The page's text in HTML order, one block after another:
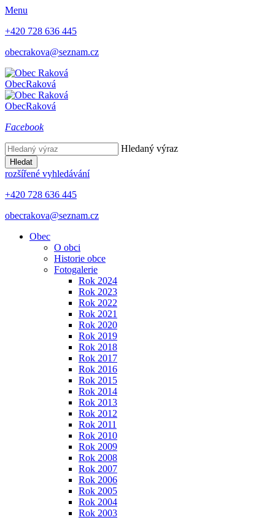
Menu
+420 728 636 445
obecrakova@seznam.cz
ObecRaková
ObecRaková
Facebook
Hledaný výraz
Hledat
rozšířené vyhledávání
+420 728 636 445
obecrakova@seznam.cz
Obec
O obci
Historie obce
Fotogalerie
Rok 2024
Rok 2023
Rok 2022
Rok 2021
Rok 2020
Rok 2019
Rok 2018
Rok 2017
Rok 2016
Rok 2015
Rok 2014
Rok 2013
Rok 2012
Rok 2011
Rok 2010
Rok 2009
Rok 2008
Rok 2007
Rok 2006
Rok 2005
Rok 2004
Rok 2003